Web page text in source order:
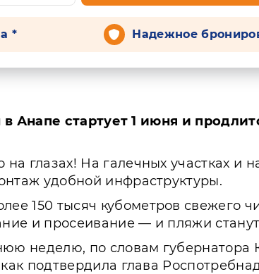
* Надежное
Анапе стартует 1 июня и
глазах! На галечных участках и
удобной инфраструктуры.
150 тысяч кубометров свежего
и просеивание — и пляжи
неделю, по словам
подтвердила глава